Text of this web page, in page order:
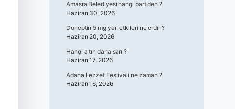
Amasra Belediyesi hangi partiden ?
Haziran 30, 2026
Doneptin 5 mg yan etkileri nelerdir ?
Haziran 20, 2026
Hangi altın daha sarı ?
Haziran 17, 2026
Adana Lezzet Festivali ne zaman ?
Haziran 16, 2026